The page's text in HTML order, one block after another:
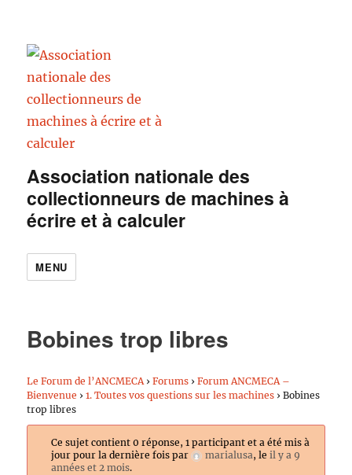
Association nationale des
collectionneurs de machines à
écrire et à calculer
MENU
Bobines trop libres
Le Forum de l’ANCMECA › Forums › Forum ANCMECA –
Bienvenue › 1. Toutes vos questions sur les machines › Bobines
trop libres
Ce sujet contient 0 réponse, 1 participant et a été mis à
jour pour la dernière fois par
marialusa, le il y a 9
années et 2 mois.